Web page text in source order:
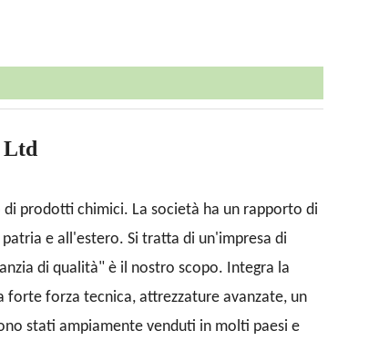
Ltd
di prodotti chimici. La società ha un rapporto di
e all'estero. Si tratta di un'impresa di
di qualità" è il nostro scopo. Integra la
forte forza tecnica, attrezzature avanzate, un
stati ampiamente venduti in molti paesi e